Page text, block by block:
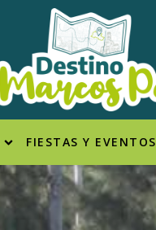
FIESTAS Y EVENTOS